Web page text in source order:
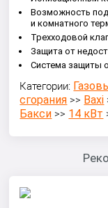
Возможность
и комнатного
Трехходовой
Защита от
Система защиты
Категории:
сгорания >> Baxi
Бакси >> 14 кВт